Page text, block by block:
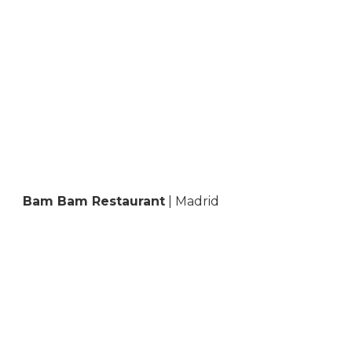
Bam Bam Restaurant | Madrid